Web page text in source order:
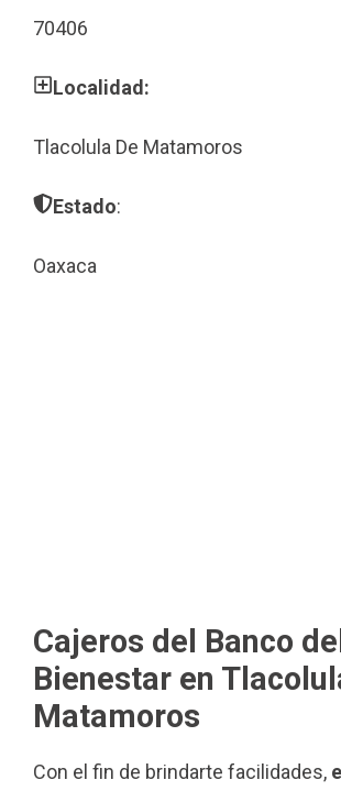
70406
Localidad:
Tlacolula De Matamoros
Estado:
Oaxaca
Cajeros del Banco
Bienestar en
Matamoros
Con el fin de brindarte facilidades,